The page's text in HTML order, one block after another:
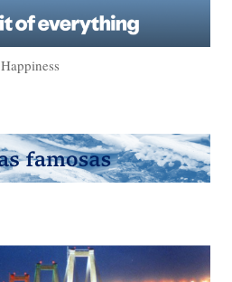
Happiness